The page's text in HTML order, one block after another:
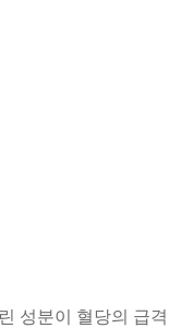
성분이 혈당의 급격